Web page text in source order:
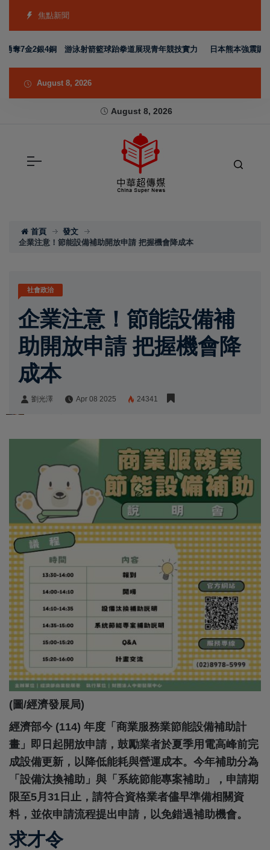
焦點新聞
2銀4銅 游泳射箭籃球跆拳道展現青年競技實力 日本熊本強震賑災再獲
August 8, 2026
August 8, 2026
首頁
發文
企業注意！節能設備補助開放申請 把握機會降成本
社會政治
企業注意！節能設備補
助開放申請 把握機會降
成本
劉光澤 Apr 08 2025 24341
(圖/經濟發展局)
經濟部今 (114) 年度「商業服務業節能設備補助計
畫」即日起開放申請，鼓勵業者於夏季用電高峰前完
成設備更新，以降低能耗與營運成本。今年補助分為
「設備汰換補助」與「系統節能專案補助」，申請期
限至5月 31 日止，請符合資格業者儘早準備相關資
料，並依申請流程提出申請，以免錯過補助機會。
求才令